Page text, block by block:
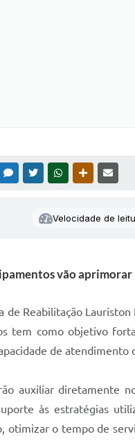
MESSENGER
TWITTERWHATSAPPOUTRAS
Velocidade de
vão
de Reabilitação
tem como objetivo
de atendimento
auxiliar diretamente
às estratégias
otimizar o tempo de